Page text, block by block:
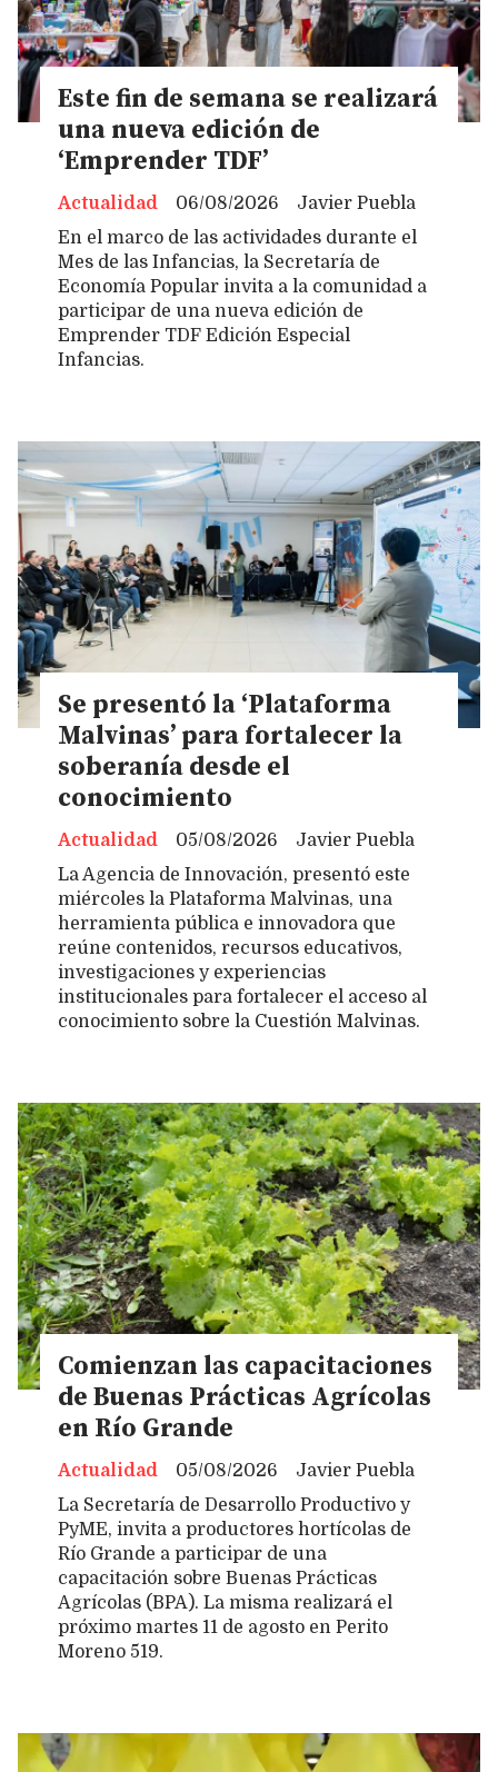
Este fin de semana se realizará
una nueva edición de
‘Emprender TDF’
Javier Puebla
Actualidad
06/08/2026
En el marco de las actividades durante el
Mes de las Infancias, la Secretaría de
Economía Popular invita a la comunidad a
participar de una nueva edición de
Emprender TDF Edición Especial
Infancias.
Se presentó la ‘Plataforma
Malvinas’ para fortalecer la
soberanía desde el
conocimiento
Javier Puebla
Actualidad
05/08/2026
La Agencia de Innovación, presentó este
miércoles la Plataforma Malvinas, una
herramienta pública e innovadora que
reúne contenidos, recursos educativos,
investigaciones y experiencias
institucionales para fortalecer el acceso al
conocimiento sobre la Cuestión Malvinas.
Comienzan las capacitaciones
de Buenas Prácticas Agrícolas
en Río Grande
Javier Puebla
Actualidad
05/08/2026
La Secretaría de Desarrollo Productivo y
PyME, invita a productores hortícolas de
Río Grande a participar de una
capacitación sobre Buenas Prácticas
Agrícolas (BPA). La misma realizará el
próximo martes 11 de agosto en Perito
Moreno 519.